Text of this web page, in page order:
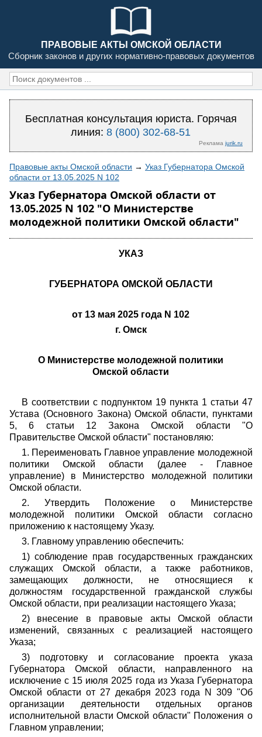
ПРАВОВЫЕ АКТЫ ОМСКОЙ ОБЛАСТИ
Сборник законов и других нормативно-правовых документов
Бесплатная консультация юриста. Горячая
линия:8 (800) 302-68-51
Реклама jurik.ru
Правовые акты Омской области → Указ Губернатора Омской
области от 13.05.2025 N 102
Указ Губернатора Омской области от
13.05.2025 N 102 "О Министерстве
молодежной политики Омской области"
УКАЗ
ГУБЕРНАТОРА ОМСКОЙ ОБЛАСТИ
от 13 мая 2025 года N 102
г. Омск
О Министерстве молодежной политики
Омской области
В соответствии с подпунктом 19 пункта 1 статьи 47
Устава (Основного Закона) Омской области, пунктами
5, 6 статьи 12 Закона Омской области "О
Правительстве Омской области" постановляю:
1. Переименовать Главное управление молодежной
политики Омской области (далее - Главное
управление) в Министерство молодежной политики
Омской области.
2. Утвердить Положение о Министерстве
молодежной политики Омской области согласно
приложению к настоящему Указу.
3. Главному управлению обеспечить:
1) соблюдение прав государственных гражданских
служащих Омской области, а также работников,
замещающих должности, не относящиеся к
должностям государственной гражданской службы
Омской области, при реализации настоящего Указа;
2) внесение в правовые акты Омской области
изменений, связанных с реализацией настоящего
Указа;
3) подготовку и согласование проекта указа
Губернатора Омской области, направленного на
исключение с 15 июля 2025 года из Указа Губернатора
Омской области от 27 декабря 2023 года N 309 "Об
организации деятельности отдельных органов
исполнительной власти Омской области" Положения о
Главном управлении;